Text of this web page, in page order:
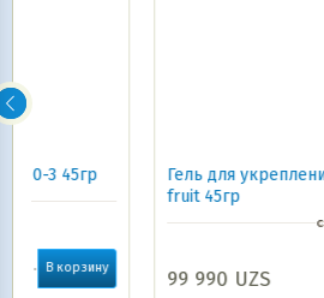
Гель для укрепления зубов
fruit 45гр
99 990